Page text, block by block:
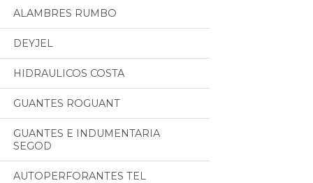
ALAMBRES RUMBO
DEYJEL
HIDRAULICOS COSTA
GUANTES ROGUANT
GUANTES E INDUMENTARIA
SEGOD
AUTOPERFORANTES TEL